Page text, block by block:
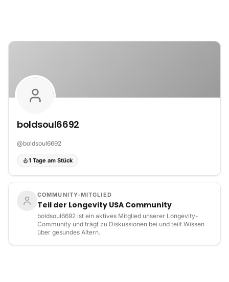
boldsoul6692
@boldsoul6692
1 Tage am Stück
COMMUNITY-MITGLIED
Teil der Longevity USA Community
boldsoul6692 ist ein aktives Mitglied unserer Longevity-
Community und trägt zu Diskussionen bei und teilt Wissen
über gesundes Altern.